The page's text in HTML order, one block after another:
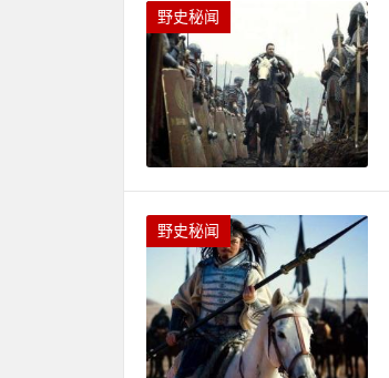
野史秘闻
野史秘闻